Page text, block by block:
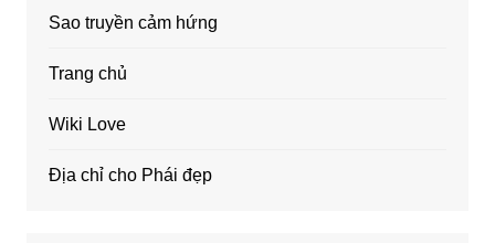
Sao truyền cảm hứng
Trang chủ
Wiki Love
Địa chỉ cho Phái đẹp